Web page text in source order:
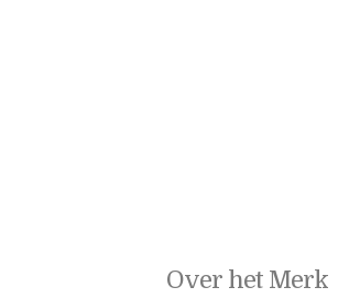
Over het Merk